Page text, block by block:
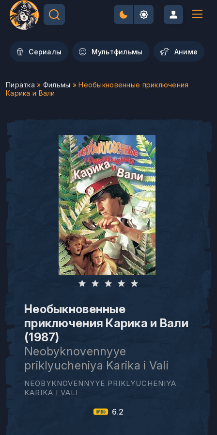
Сериалы Мультфильмы Aниме
Пиратка » Фильмы » Необыкновенные приключения
Карика и Вали
Необыкновенные
приключения Карика и Вали
(1987)
Neobyknovennyye
priklyucheniya Karika i Vali
NEOBYKNOVENNYYE PRIKLYUCHENIYA
KARIKA I VALI
6.2